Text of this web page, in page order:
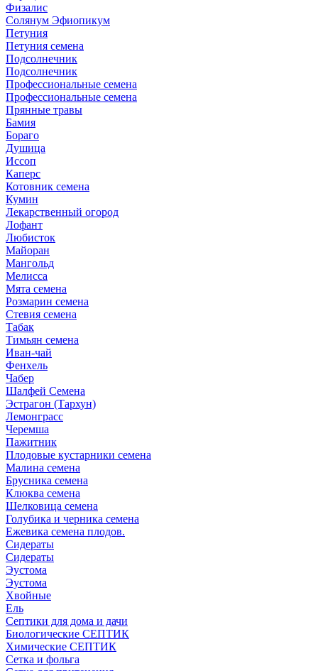
Физалис
Солянум Эфиопикум
Петуния
Петуния семена
Подсолнечник
Подсолнечник
Профессиональные семена
Профессиональные семена
Прянные травы
Бамия
Бораго
Душица
Иссоп
Каперс
Котовник семена
Кумин
Лекарственный огород
Лофант
Любисток
Майоран
Мангольд
Мелисса
Мята семена
Розмарин семена
Стевия семена
Табак
Тимьян семена
Иван-чай
Фенхель
Чабер
Шалфей Семена
Эстрагон (Тархун)
Лемонграсс
Черемша
Пажитник
Плодовые кустарники семена
Малина семена
Брусника семена
Клюква семена
Шелковица семена
Голубика и черника семена
Ежевика семена плодов.
Сидераты
Сидераты
Эустома
Эустома
Хвойные
Ель
Септики для дома и дачи
Биологические СЕПТИК
Химические СЕПТИК
Сетка и фольга